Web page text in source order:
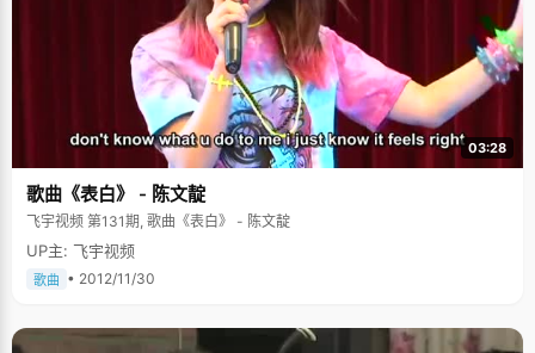
03:28
歌曲《表白》 - 陈文靛
飞宇视频 第131期, 歌曲《表白》 - 陈文靛
UP主: 飞宇视频
歌曲 • 2012/11/30